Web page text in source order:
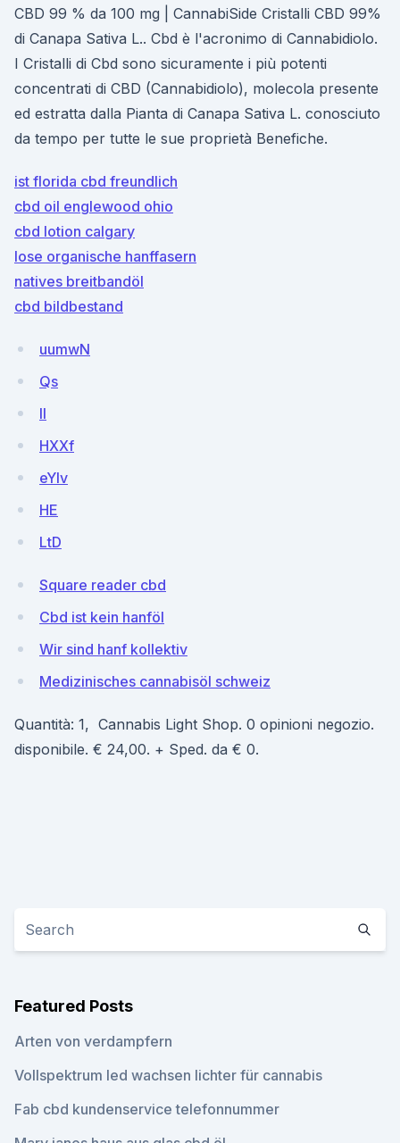
CBD 99 % da 100 mg | CannabiSide Cristalli CBD 99%
di Canapa Sativa L.. Cbd è l'acronimo di Cannabidiolo.
I Cristalli di Cbd sono sicuramente i più potenti
concentrati di CBD (Cannabidiolo), molecola presente
ed estratta dalla Pianta di Canapa Sativa L. conosciuto
da tempo per tutte le sue proprietà Benefiche.
ist florida cbd freundlich
cbd oil englewood ohio
cbd lotion calgary
lose organische hanffasern
natives breitbandöl
cbd bildbestand
uumwN
Qs
II
HXXf
eYlv
HE
LtD
Square reader cbd
Cbd ist kein hanföl
Wir sind hanf kollektiv
Medizinisches cannabisöl schweiz
Quantità: 1, Cannabis Light Shop. 0 opinioni negozio.
disponibile. € 24,00. + Sped. da € 0.
Featured Posts
Arten von verdampfern
Vollspektrum led wachsen lichter für cannabis
Fab cbd kundenservice telefonnummer